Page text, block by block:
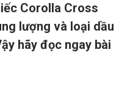
Corolla Cross
lượng và loại dầu
hãy đọc ngay bài